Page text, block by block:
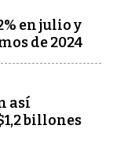
en julio y
de 2024
así
billones